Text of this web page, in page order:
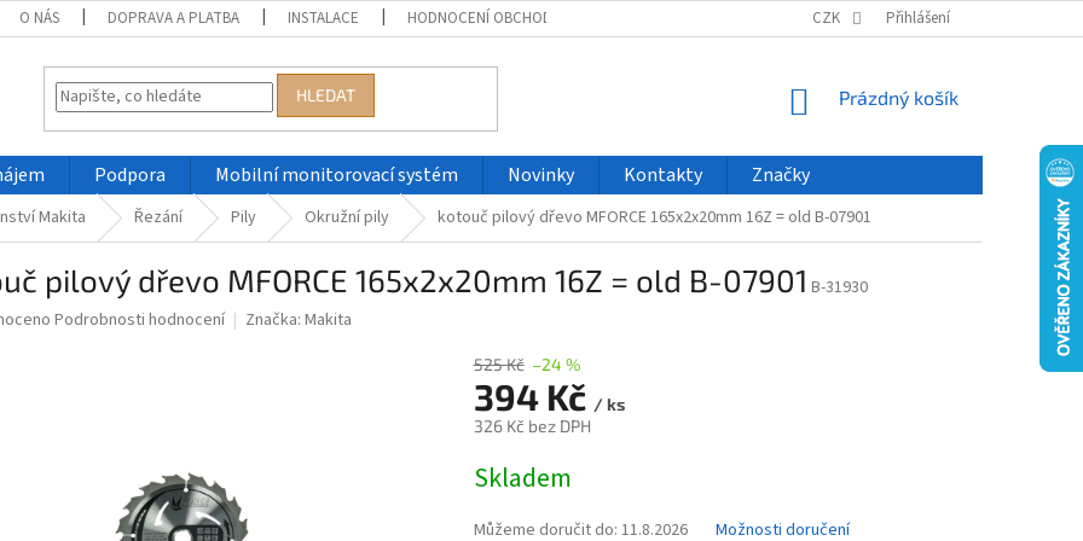
O NÁS DOPRAVA A PLATBA INSTALACE HODNOCENÍ OBCHODU VELKOOBCHOD ČASTO KLADENÉ DOTAZY
CZK Přihlášení
HLEDAT
NÁKUPNÍ
Prázdný košík
Podpora Mobilní monitorovací systém Novinky Kontakty Značky
Makita Řezání Pily Okružní pily kotouč pilový dřevo MFORCE 165x2x20mm 16Z = old B-07901
pilový dřevo MFORCE 165x2x20mm 16Z = old B-07901 B-31930
Podrobnosti hodnocení Značka: Makita
525 Kč –24 %
394 Kč / ks
326 Kč bez DPH
cena:
Skladem
Můžeme doručit do: 11.8.2026 Možnosti doručení